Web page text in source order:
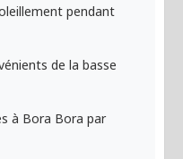
pendant
de la basse
à Bora Bora par